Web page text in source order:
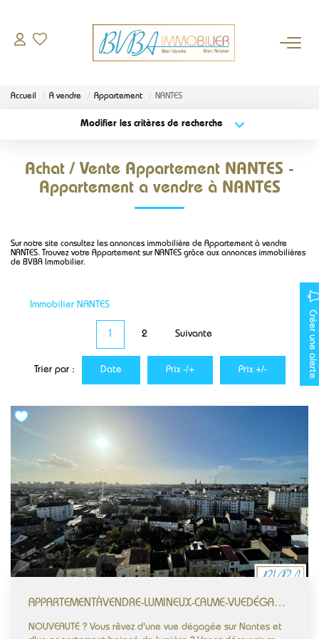
Notre équipe
CONTACT
Accueil A vendre Appartement NANTES
Modifier les critères de recherche
Surface min Budget max
Achat / Vente Appartement NANTES -
Appartement a vendre à NANTES
Sur notre site consultez les annonces immobilière de Appartement à vendre
NANTES. Trouvez votre Appartement sur NANTES grâce aux annonces immobilières
de BVBA Immobilier.
Immobilier NANTES
Créer une alerte
1 2 Suivante
Trier par : Date Prix -/+ Prix +/-
APPARTEMENTÀVENDRE-LUMINEUX-CALME-VUEDÉGAGÉE-GARENORD-PROXIMITÉCOMMODITÉS
NOUVEAUTÉ ? Vous rêvez d'une vue dégagée sur Nantes et